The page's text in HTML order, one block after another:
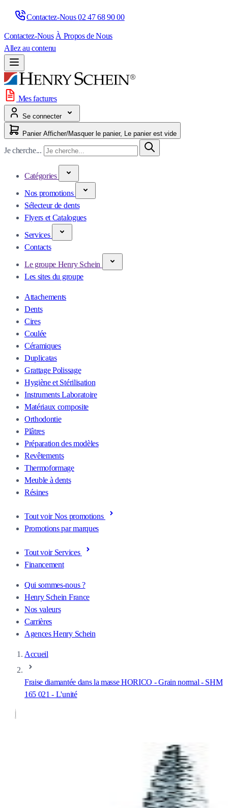
Contactez-Nous 02 47 68 90 00
Contactez-Nous À Propos de Nous
Allez au contenu
Mes factures
Se connecter
Panier Afficher/Masquer le panier, Le panier est vide
Je cherche...
Catégories
Nos promotions
Sélecteur de dents
Flyers et Catalogues
Services
Contacts
Le groupe Henry Schein
Les sites du groupe
Attachements
Dents
Cires
Coulée
Céramiques
Duplicatas
Grattage Polissage
Hygiène et Stérilisation
Instruments Laboratoire
Matériaux composite
Orthodontie
Plâtres
Préparation des modèles
Revêtements
Thermoformage
Meuble à dents
Résines
Tout voir Nos promotions
Promotions par marques
Tout voir Services
Financement
Qui sommes-nous ?
Henry Schein France
Nos valeurs
Carrières
Agences Henry Schein
Accueil
Fraise diamantée dans la masse HORICO - Grain normal - SHM
165 021 - L'unité